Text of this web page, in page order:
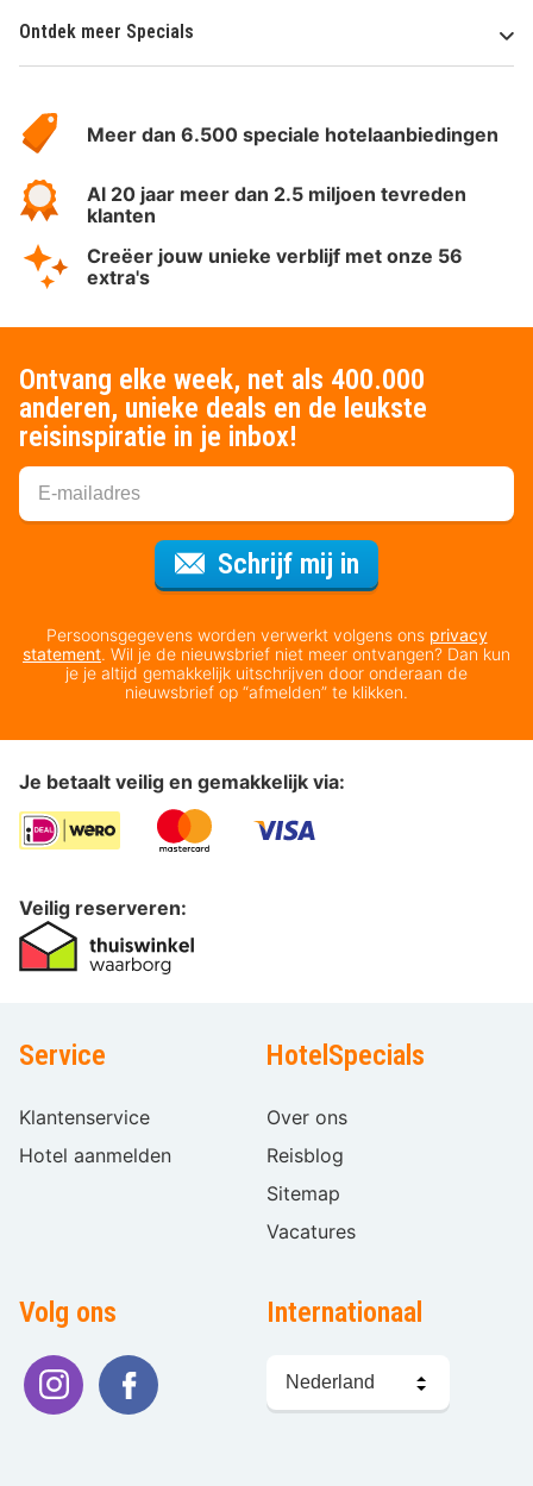
Ontdek meer Specials
HotelSpecials
Meer dan 6.500 speciale hotelaanbiedingen
Al 20 jaar meer dan 2.5 miljoen tevreden
klanten
Creëer jouw unieke verblijf met onze 56
extra's
Ontvang elke week, net als 400.000
anderen, unieke deals en de leukste
reisinspiratie in je inbox!
Schrijf mij in
Persoonsgegevens worden verwerkt volgens ons privacy
statement. Wil je de nieuwsbrief niet meer ontvangen? Dan kun
je je altijd gemakkelijk uitschrijven door onderaan de
nieuwsbrief op “afmelden” te klikken.
Je betaalt veilig en gemakkelijk via:
Veilig reserveren:
Service
Klantenservice
Hotel aanmelden
HotelSpecials
Over ons
Reisblog
Sitemap
Vacatures
Volg ons Internationaal
kiezen